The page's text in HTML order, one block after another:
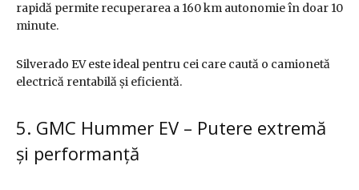
rapidă permite recuperarea a 160 km autonomie în doar 10
minute.
Silverado EV este ideal pentru cei care caută o camionetă
electrică rentabilă și eficientă.
5. GMC Hummer EV – Putere extremă
și performanță